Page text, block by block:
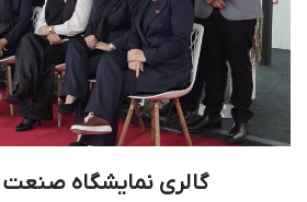
گالری نمایشگاه صنعت